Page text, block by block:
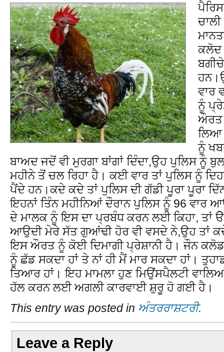
ਕਲੋਦ
ਵਾਰ
ਨੂੰ
ਔਰਤ
ਨੂੰ
ਬਾਅਦ ਜਦੋਂ ਵੀ ਮੁਰਗਾ ਬਾਂਗਾਂ ਦਿੰਦਾ,ਉਹ ਪੁਲਿਸ ਨੂੰ
ਮਹੀਨੇ ਤੋਂ ਚਲ ਰਿਹਾ ਹੈ। ਕਈ ਵਾਰ ਤਾਂ ਪੁਲਿਸ ਨੂੰ
ਪੈਂਦੇ ਹਨ।ਕਦੇ ਕਦੇ ਤਾਂ ਪੁਲਿਸ ਦੀ ਗੱਡੀ ਪੂਰਾ ਪੂਰਾ
ਇਹਨਾਂ ਤਿੰਨ ਮਹੀਨਿਆਂ ਦੌਰਾਨ ਪੁਲਿਸ ਨੂੰ 96 ਵਾਰ
ਦੇ ਮਾਲਕ ਨੂੰ ਇਸ ਦਾ ਪ੍ਰਬੰਧ ਕਰਨ ਲਈ ਕਿਹਾ, ਤਾਂ
ਆਉਦੀ ਮੇਰੇ ਸੱਤ ਗੁਆਂਢੀ ਹੋਰ ਵੀ ਵਸਦੇ ਨੇ,ਉਹ ਤਾਂ
ਇਸ ਔਰਤ ਨੂੰ ਕੋਈ ਦਿਮਾਗੀ ਪ੍ਰੇਸ਼ਾਨੀ ਹੈ। ਜੌਨ ਕਲੋਡ
ਨੂੰ ਛੱਡ ਸਕਦਾ ਹਾਂ ਤੇ ਨਾਂ ਹੀ ਮੈਂ ਮਾਰ ਸਕਦਾ ਹਾਂ।
ਤਿਆਰ ਹਾਂ। ਇਹ ਮਾਮਲਾ ਹੁਣ ਮਿਉਂਸਪੈਲਟੀ
ਹੱਲ ਕਰਨ ਲਈ ਅਗਲੀ ਕਾਰਵਾਈ ਸ਼ੁਰੂ ਹੋ ਗਈ ਹੈ।
This entry was posted in ਅੰਤਰਰਾਸ਼ਟਰੀ.
Leave a Reply